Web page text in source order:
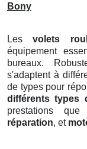
Bony
Lesvolets
équipement
bureaux.
s'adaptent à
de types pour
différents types
prestations
réparation, et